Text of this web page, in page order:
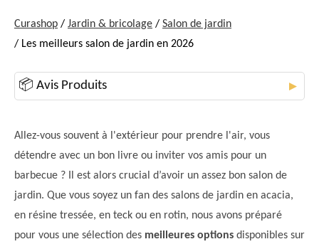
Curashop / Jardin & bricolage / Salon de jardin
/ Les meilleurs salon de jardin en 2026
📦 Avis Produits ▼
Allez-vous souvent à l'extérieur pour prendre l'air, vous
détendre avec un bon livre ou inviter vos amis pour un
barbecue ? Il est alors crucial d’avoir un assez bon salon de
jardin. Que vous soyez un fan des salons de jardin en acacia,
en résine tressée, en teck ou en rotin, nous avons préparé
pour vous une sélection des meilleures options disponibles sur